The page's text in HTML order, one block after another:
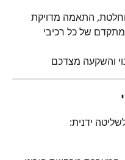
התאמה מדויקת
של כל רכיבי
והשקעה מצדכם
ידנית: